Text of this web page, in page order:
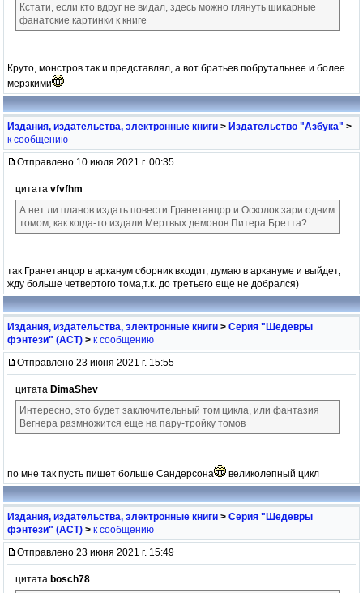
Кстати, если кто вдруг не видал, здесь можно глянуть шикарные
фанатские картинки к книге
Круто, монстров так и представлял, а вот братьев побрутальнее и более
мерзкими
Издания, издательства, электронные книги > Издательство "Азбука" >
к сообщению
Отправлено 10 июля 2021 г. 00:35
цитата vfvfhm
А нет ли планов издать повести Гранетанцор и Осколок зари одним
томом, как когда-то издали Мертвых демонов Питера Бретта?
так Гранетанцор в арканум сборник входит, думаю в аркануме и выйдет,
жду больше четвертого тома,т.к. до третьего еще не добрался)
Издания, издательства, электронные книги > Серия "Шедевры
фэнтези" (АСТ) > к сообщению
Отправлено 23 июня 2021 г. 15:55
цитата DimaShev
Интересно, это будет заключительный том цикла, или фантазия
Вегнера размножится еще на пару-тройку томов
по мне так пусть пишет больше Сандерсона великолепный цикл
Издания, издательства, электронные книги > Серия "Шедевры
фэнтези" (АСТ) > к сообщению
Отправлено 23 июня 2021 г. 15:49
цитата bosch78